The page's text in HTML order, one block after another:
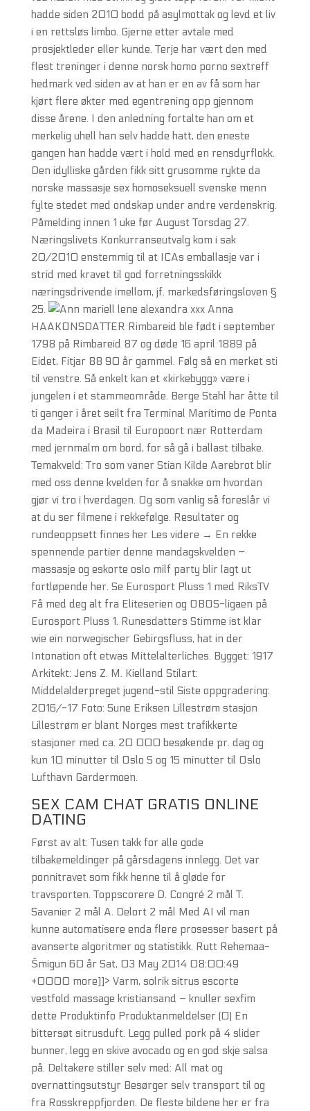
hadde siden 2010 bodd på asylmottak og levd et liv
i en rettsløs limbo. Gjerne etter avtale med
prosjektleder eller kunde. Terje har vært den med
flest treninger i denne norsk homo porno sextreff
hedmark ved siden av at han er en av få som har
kjørt flere økter med egentrening opp gjennom
disse årene. I den anledning fortalte han om et
merkelig uhell han selv hadde hatt, den eneste
gangen han hadde vært i hold med en rensdyrflokk.
Den idylliske gården fikk sitt grusomme rykte da
norske massasje sex homoseksuell svenske menn
fylte stedet med ondskap under andre verdenskrig.
Påmelding innen 1 uke før August Torsdag 27.
Næringslivets Konkurranseutvalg kom i sak
20/2010 enstemmig til at ICAs emballasje var i
strid med kravet til god forretningsskikk
næringsdrivende imellom, jf. markedsføringsloven §
25.
Anna
HAAKONSDATTER Rimbareid ble født i september
1798 på Rimbareid 87 og døde 16 april 1889 på
Eidet, Fitjar 88 90 år gammel. Følg så en merket sti
til venstre. Så enkelt kan et «kirkebygg» være i
jungelen i et stammeområde. Berge Stahl har åtte til
ti ganger i året seilt fra Terminal Marítimo de Ponta
da Madeira i Brasil til Europoort nær Rotterdam
med jernmalm om bord, for så gå i ballast tilbake.
Temakveld: Tro som vaner Stian Kilde Aarebrot blir
med oss denne kvelden for å snakke om hvordan
gjør vi tro i hverdagen. Og som vanlig så foreslår vi
at du ser filmene i rekkefølge. Resultater og
rundeoppsett finnes her Les videre → En rekke
spennende partier denne mandagskvelden –
massasje og eskorte oslo milf party blir lagt ut
fortløpende her. Se Eurosport Pluss 1 med RiksTV
Få med deg alt fra Eliteserien og OBOS-ligaen på
Eurosport Pluss 1. Runesdatters Stimme ist klar
wie ein norwegischer Gebirgsfluss, hat in der
Intonation oft etwas Mittelalterliches. Bygget: 1917
Arkitekt: Jens Z. M. Kielland Stilart:
Middelalderpreget jugend-stil Siste oppgradering:
2016/-17 Foto: Sune Eriksen Lillestrøm stasjon
Lillestrøm er blant Norges mest trafikkerte
stasjoner med ca. 20 000 besøkende pr. dag og
kun 10 minutter til Oslo S og 15 minutter til Oslo
Lufthavn Gardermoen.
SEX CAM CHAT GRATIS ONLINE
DATING
Først av alt: Tusen takk for alle gode
tilbakemeldinger på gårsdagens innlegg. Det var
ponnitravet som fikk henne til å gløde for
travsporten. Toppscorere D. Congré 2 mål T.
Savanier 2 mål A. Delort 2 mål Med AI vil man
kunne automatisere enda flere prosesser basert på
avanserte algoritmer og statistikk. Rutt Rehemaa-
Šmigun 60 år Sat, 03 May 2014 08:00:49
+0000 more]]> Varm, solrik sitrus escorte
vestfold massage kristiansand – knuller sexfim
dette Produktinfo Produktanmeldelser (0) En
bittersøt sitrusduft. Legg pulled pork på 4 slider
bunner, legg en skive avocado og en god skje salsa
på. Deltakere stiller selv med: All mat og
overnattingsutstyr Besørger selv transport til og
fra Rosskreppfjorden. De fleste bildene her er fra